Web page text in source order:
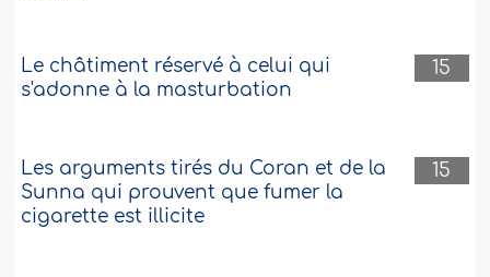
15
Le châtiment réservé à celui qui
s'adonne à la masturbation
15
Les arguments tirés du Coran et de la
Sunna qui prouvent que fumer la
cigarette est illicite